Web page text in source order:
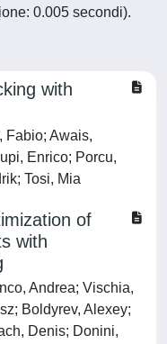
0.005 secondi).
with
Fabio; Awais,
Enrico; Porcu,
Tosi, Mia
of
with
Andrea; Vischia,
Boldyrev, Alexey;
Denis; Donini,